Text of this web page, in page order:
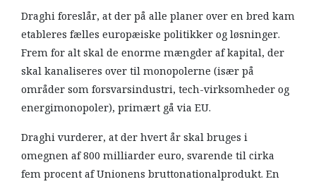
Draghi foreslår, at der på alle planer over en bred kam
etableres fælles europæiske politikker og løsninger.
Frem for alt skal de enorme mængder af kapital, der
skal kanaliseres over til monopolerne (især på
områder som forsvarsindustri, tech-virksomheder og
energimonopoler), primært gå via EU.
Draghi vurderer, at der hvert år skal bruges i
omegnen af 800 milliarder euro, svarende til cirka
fem procent af Unionens bruttonationalprodukt. En